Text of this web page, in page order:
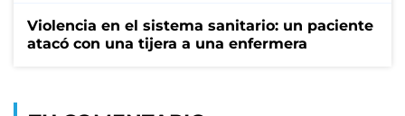
Violencia en el sistema sanitario: un paciente
atacó con una tijera a una enfermera